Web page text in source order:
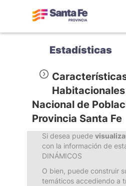
Estadísticas
Nacional de
Provincia Santa Fe
Si desea puede
con la información de
DINÁMICOS
O bien, puede construir
temáticos accediendo a